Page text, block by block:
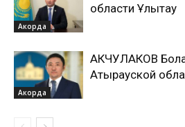
Акорда
области Ұлытау
Акорда
АКЧУЛАКОВ
Атырауской